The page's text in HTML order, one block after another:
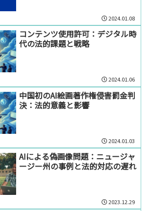
2024.01.08
コンテンツ使用許可：デジタル時
代の法的課題と戦略
2024.01.06
中国初のAI絵画著作権侵害罰金判
決：法的意義と影響
2024.01.03
AIによる偽画像問題：ニュージャ
ージー州の事例と法的対応の遅れ
2023.12.29